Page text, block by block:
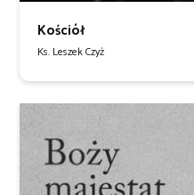
Kościół
Ks. Leszek Czyż